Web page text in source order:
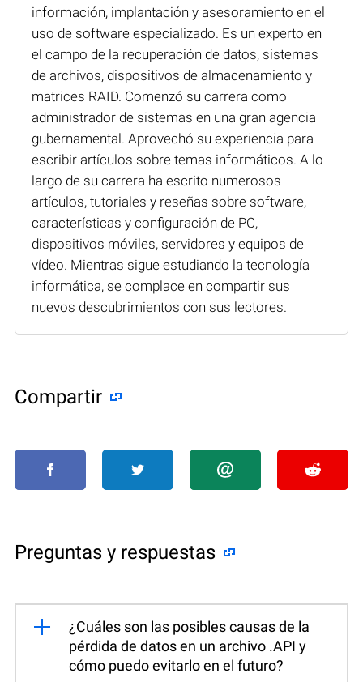
información, implantación y asesoramiento en el
uso de software especializado. Es un experto en
el campo de la recuperación de datos, sistemas
de archivos, dispositivos de almacenamiento y
matrices RAID. Comenzó su carrera como
administrador de sistemas en una gran agencia
gubernamental. Aprovechó su experiencia para
escribir artículos sobre temas informáticos. A lo
largo de su carrera ha escrito numerosos
artículos, tutoriales y reseñas sobre software,
características y configuración de PC,
dispositivos móviles, servidores y equipos de
vídeo. Mientras sigue estudiando la tecnología
informática, se complace en compartir sus
nuevos descubrimientos con sus lectores.
Compartir
Preguntas y respuestas
¿Cuáles son las posibles causas de la
pérdida de datos en un archivo .API y
cómo puedo evitarlo en el futuro?